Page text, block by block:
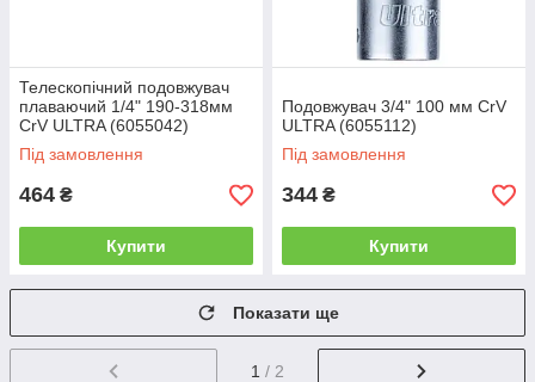
Телескопічний подовжувач
плаваючий 1/4" 190-318мм
CrV ULTRA (6055042)
Під замовлення
464 ₴
Купити
Подовжувач 3/4" 100 мм CrV
ULTRA (6055112)
Під замовлення
344 ₴
Купити
Показати ще
1 / 2